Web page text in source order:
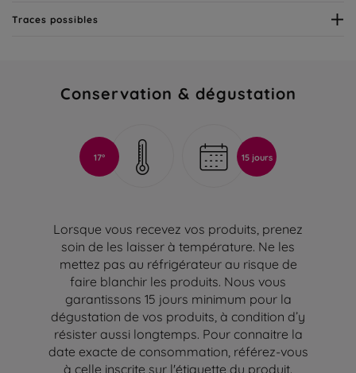
Traces possibles
Conservation & dégustation
17° 15 jours
Lorsque vous recevez vos produits, prenez
soin de les laisser à température. Ne les
mettez pas au réfrigérateur au risque de
faire blanchir les produits. Nous vous
garantissons 15 jours minimum pour la
dégustation de vos produits, à condition d’y
résister aussi longtemps. Pour connaitre la
date exacte de consommation, référez-vous
à celle inscrite sur l'étiquette du produit.